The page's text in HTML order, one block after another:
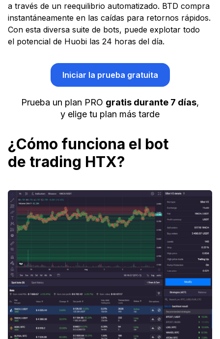
a través de un reequilibrio automatizado. BTD compra
instantáneamente en las caídas para retornos rápidos.
Con esta diversa suite de bots, puede explotar todo
el potencial de Huobi las 24 horas del día.
Iniciar la prueba gratuita
Prueba un plan PRO gratis durante 7 días,
y elige tu plan más tarde
¿Cómo funciona el bot
de trading HTX?